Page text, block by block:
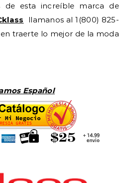
de esta increíble marca de
llamanos al 1(800) 825-
traerte lo mejor de la moda
Español